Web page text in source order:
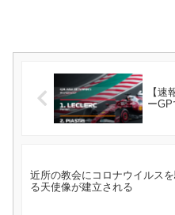
【速
ーGP
近所の教会にコロナウイルス
る天使像が建立される